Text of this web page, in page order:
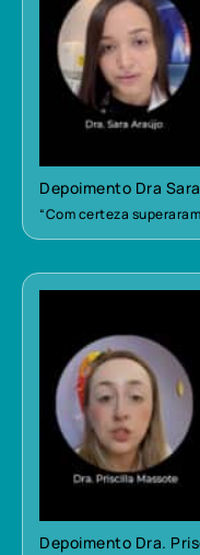
Depoimento Dra
“Com certeza
Depoimento Dra.